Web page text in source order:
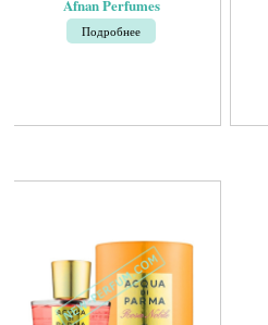
Afnan Perfumes
Подробнее
имеет